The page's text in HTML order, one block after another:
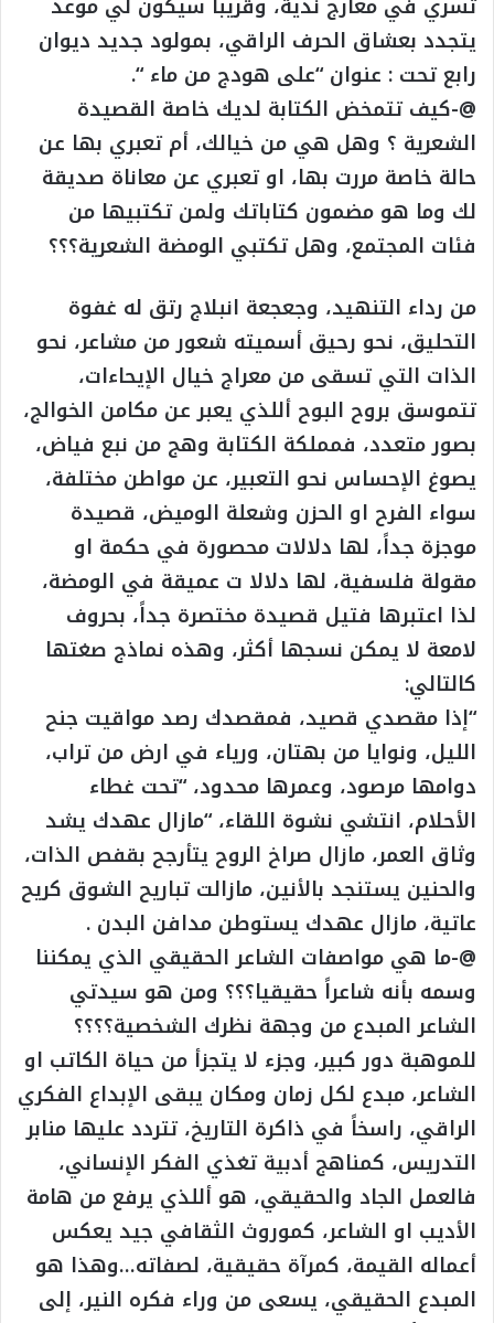
يتجدد بعشاق الحرف الراقي، بمولود جديد ديوان
رابع تحت : عنوان “على هودج من ماء “.
@-كيف تتمخض الكتابة لديك خاصة القصيدة
الشعرية ؟ وهل هي من خيالك، أم تعبري بها عن
حالة خاصة مررت بها، او تعبري عن معاناة صديقة
لك وما هو مضمون كتاباتك ولمن تكتبيها من
فئات المجتمع، وهل تكتبي الومضة الشعرية؟؟؟
من رداء التنهيد، وجعجعة انبلاج رتق له غفوة
التحليق، نحو رحيق أسميته شعور من مشاعر، نحو
الذات التي تسقى من معراج خيال الإيحاءات،
تتموسق بروح البوح أللذي يعبر عن مكامن الخوالج،
بصور متعدد، فمملكة الكتابة وهج من نبع فياض،
يصوغ الإحساس نحو التعبير، عن مواطن مختلفة،
سواء الفرح او الحزن وشعلة الوميض، قصيدة
موجزة جداً، لها دلالات محصورة في حكمة او
مقولة فلسفية، لها دلالا ت عميقة في الومضة،
لذا اعتبرها فتيل قصيدة مختصرة جداً، بحروف
لامعة لا يمكن نسجها أكثر، وهذه نماذج صغتها
كالتالي:
“إذا مقصدي قصيد، فمقصدك رصد مواقيت جنح
الليل، ونوايا من بهتان، ورياء في ارض من تراب،
دوامها مرصود، وعمرها محدود، “تحت غطاء
الأحلام، انتشي نشوة اللقاء، “مازال عهدك يشد
وثاق العمر، مازال صراخ الروح يتأرجح بقفص الذات،
والحنين يستنجد بالأنين، مازالت تباريح الشوق كريح
عاتية، مازال عهدك يستوطن مدافن البدن .
@-ما هي مواصفات الشاعر الحقيقي الذي يمكننا
وسمه بأنه شاعراً حقيقيا؟؟؟ ومن هو سيدتي
الشاعر المبدع من وجهة نظرك الشخصية؟؟؟؟
للموهبة دور كبير، وجزء لا يتجزأ من حياة الكاتب او
الشاعر، مبدع لكل زمان ومكان يبقى الإبداع الفكري
الراقي، راسخاً في ذاكرة التاريخ، تتردد عليها منابر
التدريس، كمناهج أدبية تغذي الفكر الإنساني،
فالعمل الجاد والحقيقي، هو أللذي يرفع من هامة
الأديب او الشاعر، كموروث الثقافي جيد يعكس
أعماله القيمة، كمرآة حقيقية، لصفاته…وهذا هو
المبدع الحقيقي، يسعى من وراء فكره النير، إلى